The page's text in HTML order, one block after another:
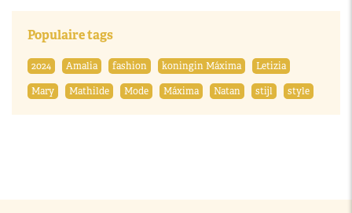
Populaire tags
2024 Amalia fashion koningin Máxima
Letizia
Mary
Mathilde Mode Máxima Natan stijl style